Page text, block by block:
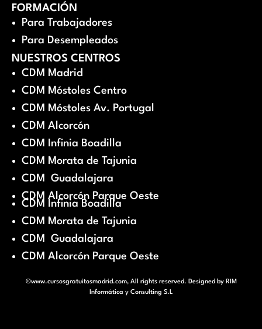
FORMACIÓN
Para Trabajadores
Para Desempleados
NUESTROS CENTROS
CDM Madrid
CDM Móstoles Centro
CDM Móstoles Av. Portugal
CDM Alcorcón
CDM Infinia Boadilla
CDM Morata de Tajunia
CDM Guadalajara
CDM Alcorcón Parque Oeste
CDM Infinia Boadilla
CDM Morata de Tajunia
CDM Guadalajara
CDM Alcorcón Parque Oeste
©www.cursosgratuitosmadrid.com, All rights reserved. Designed by RIM
Informática y Consulting S.L